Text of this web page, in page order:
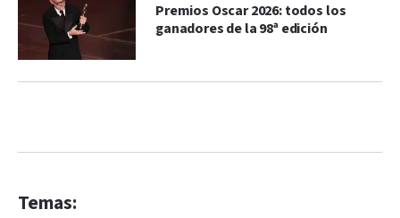
Premios Oscar 2026: todos los
ganadores de la 98ª edición
Temas: